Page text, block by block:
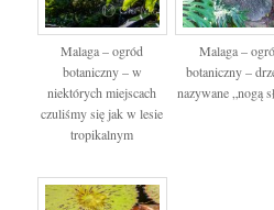
Malaga – ogród
botaniczny – w
niektórych miejscach
czuliśmy się jak w lesie
tropikalnym
Malaga –
botaniczny –
nazywane „nogą